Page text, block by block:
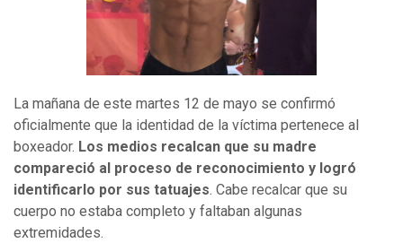
La mañana de este martes 12 de mayo se confirmó
oficialmente que la identidad de la víctima pertenece al
boxeador. Los medios recalcan que su madre
compareció al proceso de reconocimiento y logró
identificarlo por sus tatuajes. Cabe recalcar que su
cuerpo no estaba completo y faltaban algunas
extremidades.